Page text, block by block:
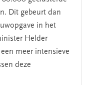
Dit gebeurt dan
in het
Helder
meer intensieve
deze